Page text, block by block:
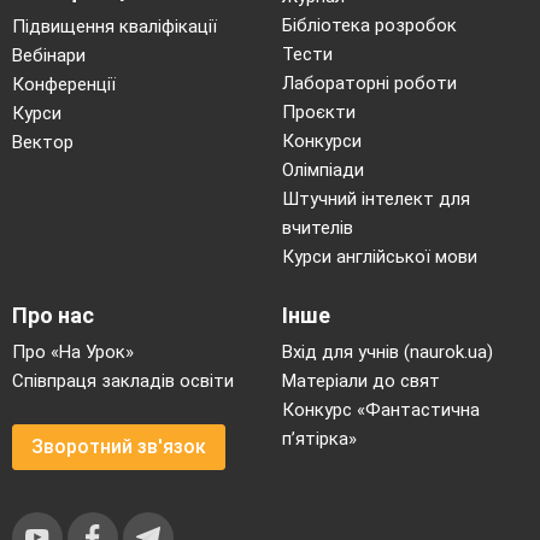
крові, вогню.
-Молодці жителі планети вам дуже
вдячні за ваші знання.
Тож рухаємось далі.
Капітан
- Шановні пані та панове! До
польоту готові?
- Пристебніть ремні!
Підвищення кваліфікації
Вебінари
Конференції
Курси
Вектор
Бібліотека розробок
Тести
Лабораторні роботи
Проєкти
Конкурси
Олімпіади
Штучний інтелект для
вчителів
Курси англійської мови
Про нас
Про «На Урок»
Співпраця закладів освіти
Зворотний зв'язок
Інше
Вхід для учнів (naurok.ua)
Матеріали до свят
Конкурс «Фантастична
п’ятірка»